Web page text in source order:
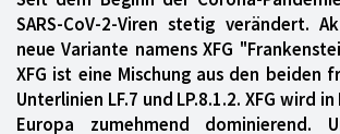
SARS-CoV-2-Viren stetig verändert.
neue Variante namens XFG
XFG ist eine Mischung aus den beiden
Unterlinien LF.7 und LP.8.1.2. XFG wird
Europa zumehmend dominierend.